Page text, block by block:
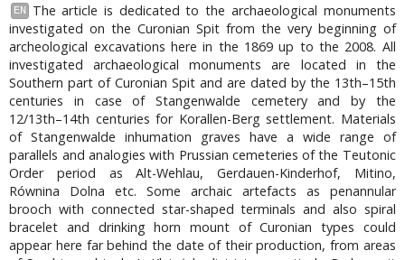
EN
The article is dedicated to the archaeological monuments
investigated on the Curonian Spit from the very beginning of
archeological excavations here in the 1869 up to the 2008. All
investigated archaeological monuments are located in the
Southern part of Curonian Spit and are dated by the 13th–15th
centuries in case of Stangenwalde cemetery and by the
12/13th–14th centuries for Korallen-Berg settlement. Materials
of Stangenwalde inhumation graves have a wide range of
parallels and analogies with Prussian cemeteries of the Teutonic
Order period as Alt-Wehlau, Gerdauen-Kinderhof, Mitino,
Równina Dolna etc. Some archaic artefacts as penannular
brooch with connected star-shaped terminals and also spiral
bracelet and drinking horn mount of Curonian types could
appear here far behind the date of their production, from areas